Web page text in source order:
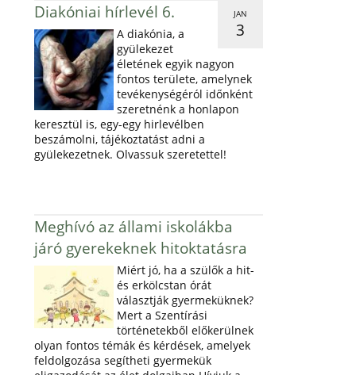
JAN
3
Diakóniai hírlevél 6.
A diakónia, a
gyülekezet
életének egyik nagyon
fontos területe, amelynek
tevékenységéról időnként
szeretnénk a honlapon
keresztül is, egy-egy hirlevélben
beszámolni, tájékoztatást adni a
gyülekezetnek. Olvassuk szeretettel!
Meghívó az állami iskolákba
járó gyerekeknek hitoktatásra
Miért jó, ha a szülők a hit-
és erkölcstan órát
választják gyermeküknek?
Mert a Szentírási
történetekből előkerülnek
olyan fontos témák és kérdések, amelyek
feldolgozása segítheti gyermekük